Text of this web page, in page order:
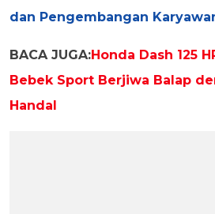
dan Pengembangan
BACA JUGA:Honda Dash 125
Bebek Sport Berjiwa Balap
Handal